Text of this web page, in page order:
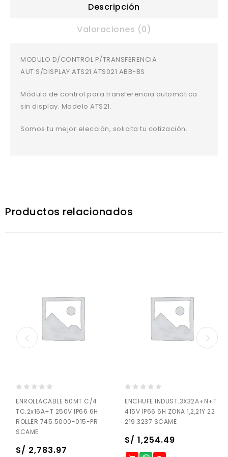
Descripción
Valoraciones (0)
MODULO D/CONTROL P/TRANSFERENCIA
AUT.S/DISPLAY ATS21 ATS021 ABB-BS
Módulo de control para transferencia automática
sin display. Modelo ATS21.
Somos tu mejor elección, solicita tu cotización.
Productos relacionados
out
of
5
ENROLLACABLE 50MT C/4
TC.2x16A+T 250V IP66 6H
ROLLER 745.5000-015-PR
SCAME
S/ 2,783.97
out
of
5
ENCHUFE INDUST.3X32A+N+T
415V IP66 6H ZONA 1,2,21Y 22
219.3237 SCAME
S/ 1,254.49